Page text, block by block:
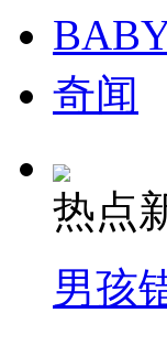
走！跟着总书
消防员救轻生者
纽约上演“枕
司机酒驾遇交
奇闻
热点
男孩